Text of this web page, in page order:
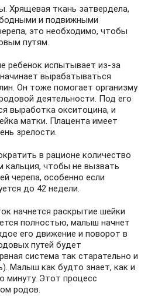
Хрящевая ткань затвердела,
и подвижными
это необходимо, чтобы
путям.
ребенок испытывает из-за
вырабатываться
Он тоже помогает организму
деятельности. Под его
выработка окситоцина, и
матки. Плацента имеет
зрелости.
в рационе количество
кальция, чтобы не вызвать
черепа, особенно если
до 42 недели.
начнется раскрытие шейки
полностью, малыш начнет
его движение и поворот в
путей будет
система так старательно и
Малыш как будто знает, как и
минуту. Этот процесс
родов.